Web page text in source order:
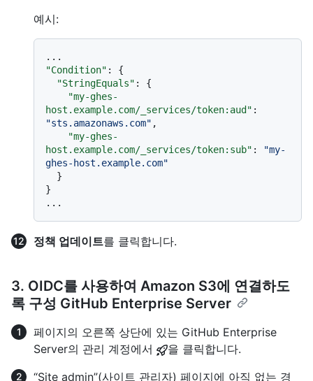
예시:
"Condition" :
{
"StringEquals" :
{
"my-ghes-
host.example.com/_services/token:aud" :
"sts.amazonaws.com" ,
"my-ghes-
host.example.com/_services/token:sub" :
"my-
ghes-host.example.com"
}
}
정책 업데이트를 클릭합니다.
3. OIDC를 사용하여 Amazon S3에 연결하도
록 구성 GitHub Enterprise Server
페이지의 오른쪽 상단에 있는 GitHub Enterprise
Server의 관리 계정에서
을 클릭합니다.
“Site admin”(사이트 관리자) 페이지에 아직 없는 경